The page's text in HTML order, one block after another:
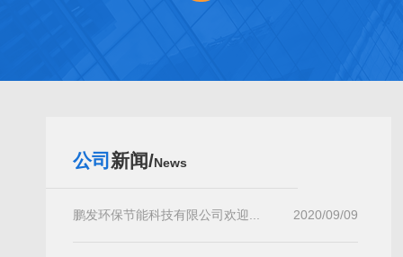
公司 新闻/News
鹏发环保节能科技有限公司欢迎... 2020/09/09